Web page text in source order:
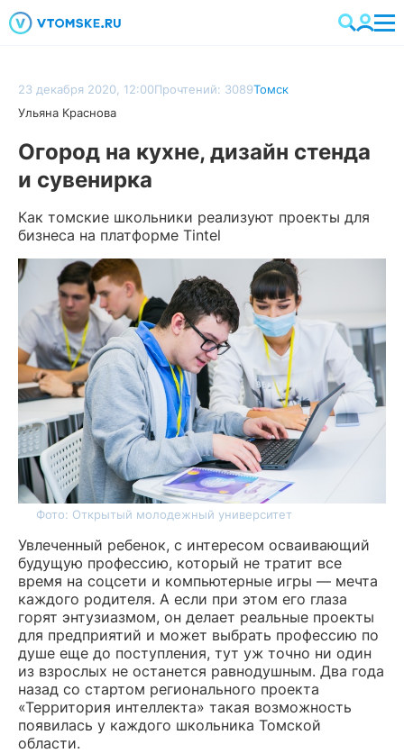
23 декабря 2020, 12:00Прочтений: 3089Томск
Ульяна Краснова
Огород на кухне, дизайн стенда
и сувенирка
Как томские школьники реализуют проекты для
бизнеса на платформе Tintel
Фото: Открытый молодежный университет
Увлеченный ребенок, с интересом осваивающий
будущую профессию, который не тратит все
время на соцсети и компьютерные игры — мечта
каждого родителя. А если при этом его глаза
горят энтузиазмом, он делает реальные проекты
для предприятий и может выбрать профессию по
душе еще до поступления, тут уж точно ни один
из взрослых не останется равнодушным. Два года
назад со стартом регионального проекта
«Территория интеллекта» такая возможность
появилась у каждого школьника Томской
области.